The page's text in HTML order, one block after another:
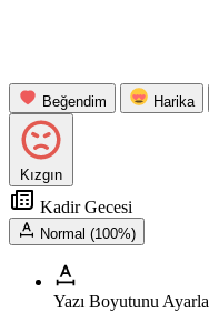
Beğendim Harika
Kızgın
Kadir Gecesi
Normal (100%)
Yazı Boyutunu Ayarla